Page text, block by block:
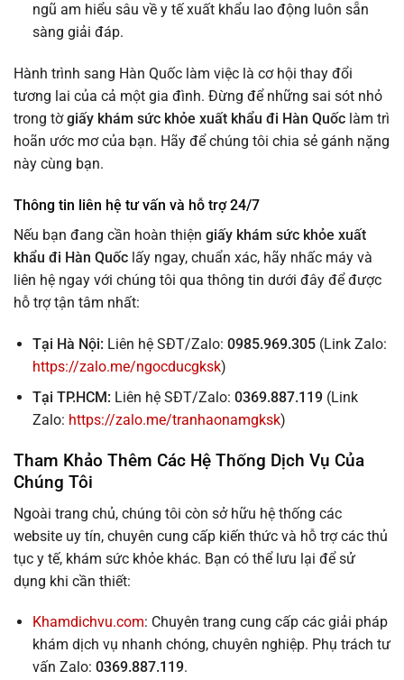
ngũ am hiểu sâu về y tế xuất khẩu lao động luôn sẵn
sàng giải đáp.
Hành trình sang Hàn Quốc làm việc là cơ hội thay đổi
tương lai của cả một gia đình. Đừng để những sai sót nhỏ
trong tờgiấy khám sức khỏe xuất khẩu đi Hàn Quốc làm trì
hoãn ước mơ của bạn. Hãy để chúng tôi chia sẻ gánh nặng
này cùng bạn.
Thông tin liên hệ tư vấn và hỗ trợ 24/7
Nếu bạn đang cần hoàn thiện giấy khám sức khỏe xuất
khẩu đi Hàn Quốc lấy ngay, chuẩn xác, hãy nhấc máy và
liên hệ ngay với chúng tôi qua thông tin dưới đây để được
hỗ trợ tận tâm nhất:
Tại Hà Nội: Liên hệ SĐT/Zalo: 0985.969.305(Link Zalo:
https://zalo.me/ngocducgksk)
Tại TP.HCM: Liên hệ SĐT/Zalo: 0369.887.119(Link
Zalo: https://zalo.me/tranhaonamgksk)
Tham Khảo Thêm Các Hệ Thống Dịch Vụ Của
Chúng Tôi
Ngoài trang chủ, chúng tôi còn sở hữu hệ thống các
website uy tín, chuyên cung cấp kiến thức và hỗ trợ các thủ
tục y tế, khám sức khỏe khác. Bạn có thể lưu lại để sử
dụng khi cần thiết:
Khamdichvu.com: Chuyên trang cung cấp các giải pháp
khám dịch vụ nhanh chóng, chuyên nghiệp. Phụ trách tư
vấn Zalo: 0369.887.119.